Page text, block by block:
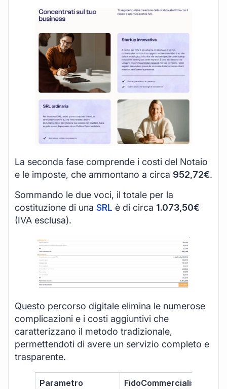
La seconda fase comprende i costi del Notaio
e le imposte, che ammontano a circa 952,72€.
Sommando le due voci, il totale per la
costituzione di una SRL è di circa 1.073,50€
(IVA esclusa).
Questo percorso digitale elimina le numerose
complicazioni e i costi aggiuntivi che
caratterizzano il metodo tradizionale,
permettendoti di avere un servizio completo e
trasparente.
Parametro
FidoCommercialista